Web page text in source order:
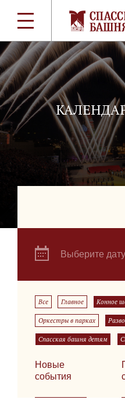
Выберите
Все Главное Конное
Оркестры в парках
Спасская башня детям
Новые
события